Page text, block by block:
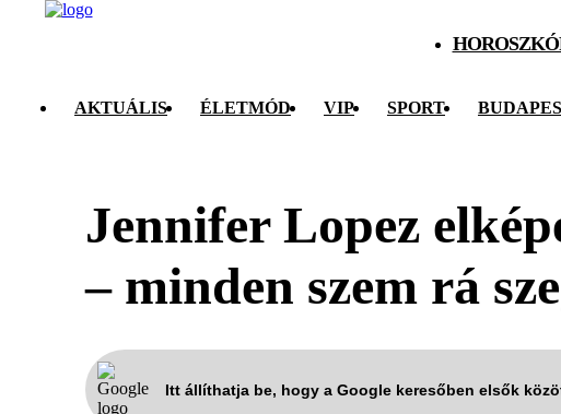
AKTUÁLIS ÉLETMÓD VIP SPORT
Jennifer Lopez
– minden szem rá
Itt állíthatja be, hogy a Google keresőben elsők